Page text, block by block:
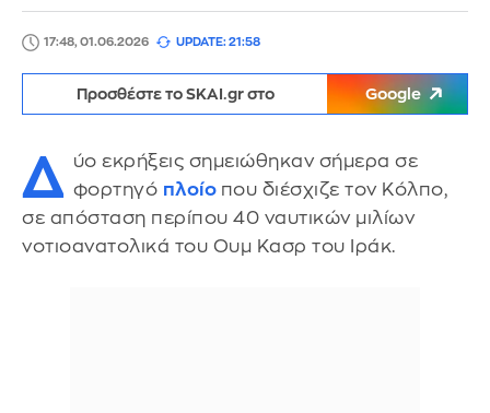
17:48, 01.06.2026 UPDATE: 21:58
Προσθέστε το SKAI.gr στο Google
Δ ύο εκρήξεις σημειώθηκαν σήμερα σε
φορτηγό πλοίο που διέσχιζε τον Κόλπο,
σε απόσταση περίπου 40 ναυτικών μιλίων
νοτιοανατολικά του Ουμ Κασρ του Ιράκ.